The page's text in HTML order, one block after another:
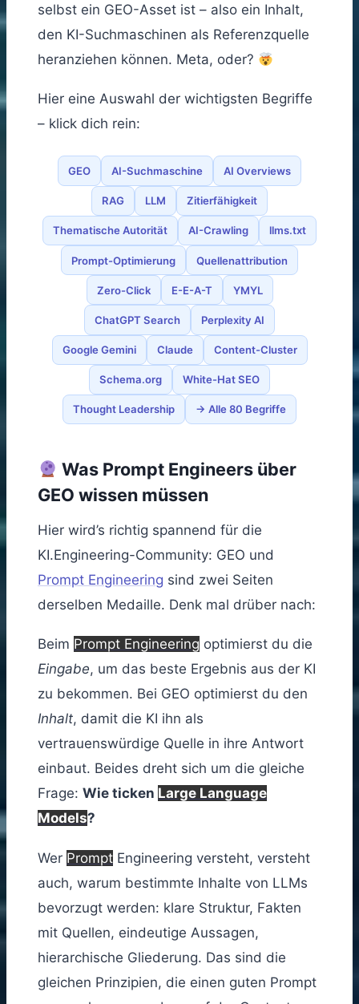
selbst ein GEO-Asset ist – also ein Inhalt,
den KI-Suchmaschinen als Referenzquelle
heranziehen können. Meta, oder?
Hier eine Auswahl der wichtigsten Begriffe
– klick dich rein:
GEO AI-Suchmaschine AI Overviews
RAG LLM Zitierfähigkeit
Thematische Autorität AI-Crawling llms.txt
Prompt-Optimierung Quellenattribution
Zero-Click E-E-A-T YMYL
ChatGPT Search Perplexity AI
Google Gemini Claude Content-Cluster
Schema.org White-Hat SEO
Thought Leadership → Alle 80 Begriffe
Was Prompt Engineers über
GEO wissen müssen
Hier wird’s richtig spannend für die
KI.Engineering-Community: GEO und
Prompt Engineering sind zwei Seiten
derselben Medaille. Denk mal drüber nach:
Beim Prompt Engineering optimierst du die
Eingabe, um das beste Ergebnis aus der KI
zu bekommen. Bei GEO optimierst du den
Inhalt, damit die KI ihn als
vertrauenswürdige Quelle in ihre Antwort
einbaut. Beides dreht sich um die gleiche
Frage: Wie ticken Large Language
Models?
Wer Prompt Engineering versteht, versteht
auch, warum bestimmte Inhalte von LLMs
bevorzugt werden: klare Struktur, Fakten
mit Quellen, eindeutige Aussagen,
hierarchische Gliederung. Das sind die
gleichen Prinzipien, die einen guten Prompt